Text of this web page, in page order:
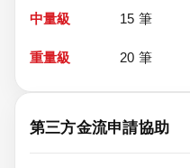
15 筆
20 筆
第三方金流申請協助